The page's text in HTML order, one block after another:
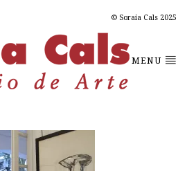
© Soraia Cals 2025
MENU